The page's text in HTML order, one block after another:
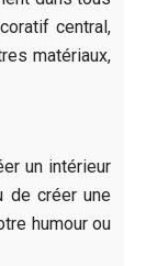
central,
matériaux,
un intérieur
de créer une
humour ou